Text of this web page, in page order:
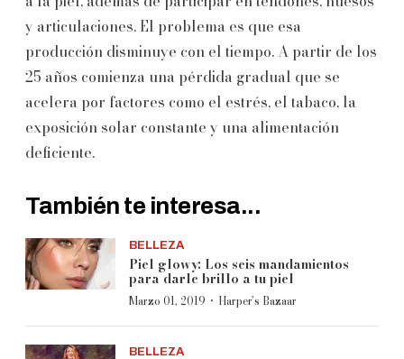
y articulaciones. El problema es que esa
producción disminuye con el tiempo. A partir de los
25 años comienza una pérdida gradual que se
acelera por factores como el estrés, el tabaco, la
exposición solar constante y una alimentación
deficiente.
También te interesa...
BELLEZA
Piel glowy: Los seis mandamientos
para darle brillo a tu piel
Marzo 01, 2019 · Harper’s Bazaar
BELLEZA